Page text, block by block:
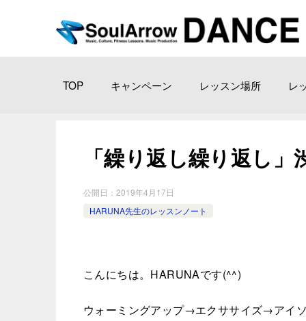
TOP キャンペーン レッスン場所 レ
「繰り返し繰り返し
公開日： 2019年4月17日
HARUNA先生のレッスンノート
こんにちは。HARUNAです(^^)
ウォーミングアップ→エクササイズ→アイ